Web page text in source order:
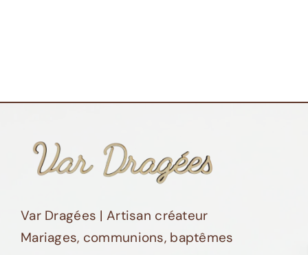
Var Dragées | Artisan créateur
Mariages, communions, baptêmes